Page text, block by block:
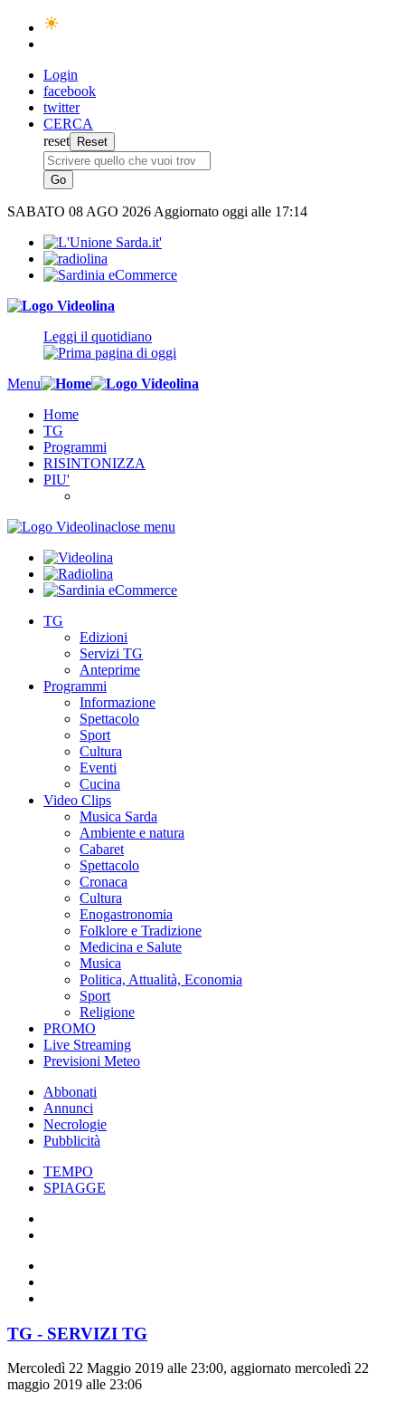
Login
facebook
twitter
CERCA
reset
SABATO 08 AGO 2026 Aggiornato oggi alle 17:14
Leggi il quotidiano
Menu
Home
TG
Programmi
RISINTONIZZA
PIU'
close menu
TG
Edizioni
Servizi TG
Anteprime
Programmi
Informazione
Spettacolo
Sport
Cultura
Eventi
Cucina
Video Clips
Musica Sarda
Ambiente e natura
Cabaret
Spettacolo
Cronaca
Cultura
Enogastronomia
Folklore e Tradizione
Medicina e Salute
Musica
Politica, Attualità, Economia
Sport
Religione
PROMO
Live Streaming
Previsioni Meteo
Abbonati
Annunci
Necrologie
Pubblicità
TEMPO
SPIAGGE
TG - SERVIZI TG
Mercoledì 22 Maggio 2019 alle 23:00, aggiornato mercoledì 22
maggio 2019 alle 23:06